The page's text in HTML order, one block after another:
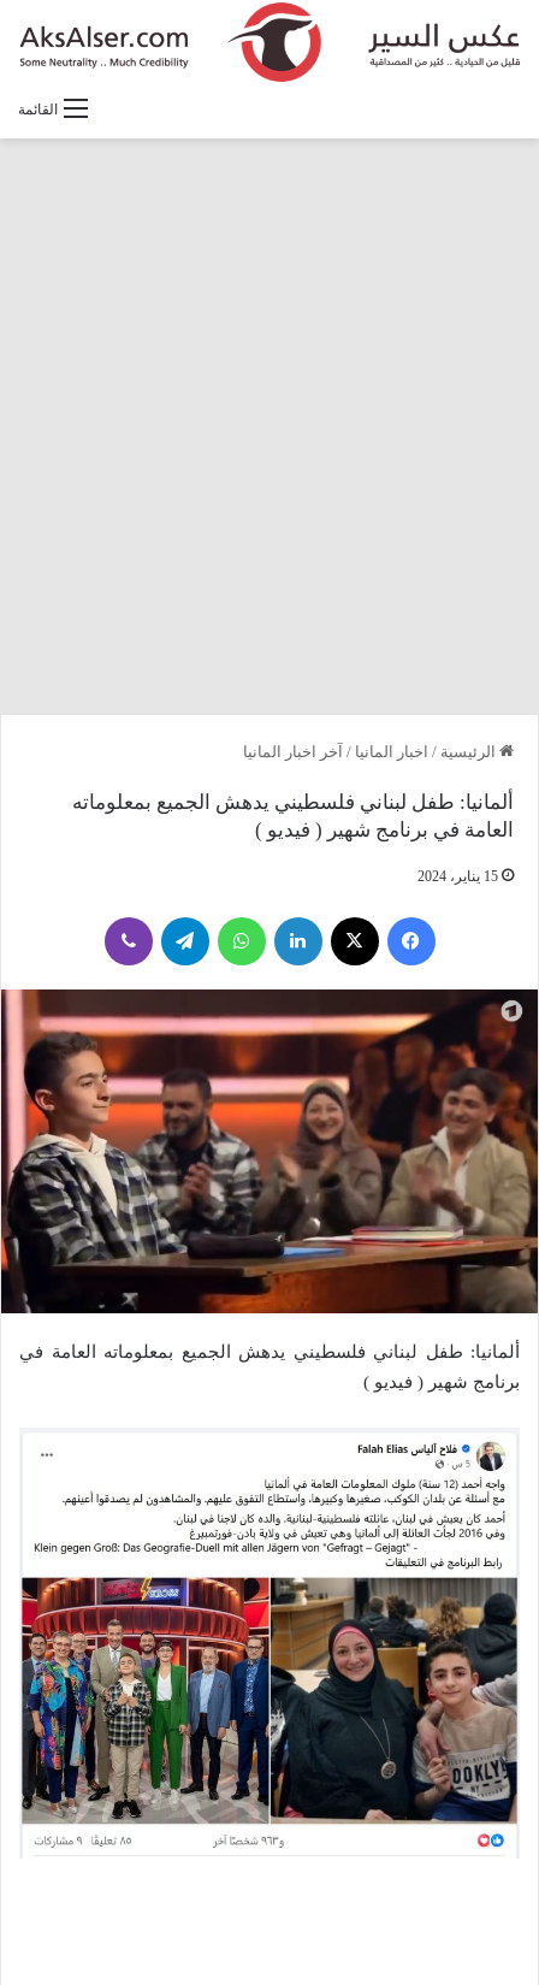
القائمة
الرئيسية / اخبار المانيا / آخر اخبار المانيا
ألمانيا: طفل لبناني فلسطيني يدهش الجميع بمعلوماته
العامة في برنامج شهير ( فيديو )
15 يناير، 2024
فيسبوك لينكدإن واتساب تيلقرام
ألمانيا: طفل لبناني فلسطيني يدهش الجميع بمعلوماته العامة في
برنامج شهير ( فيديو )